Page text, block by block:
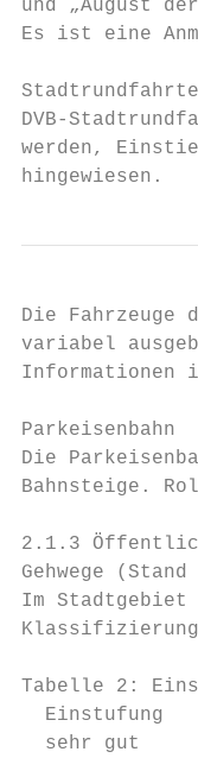
und „August
Es ist eine
DVB-
werden,
hingewiesen.
Die
variabel
Informationen
Parkeisenbahn
Die
Bahnsteige.
2.1.3
Gehwege
Im Stadtgebiet
Klassifizierung
Tabelle 2:
Einstufung
sehr gut